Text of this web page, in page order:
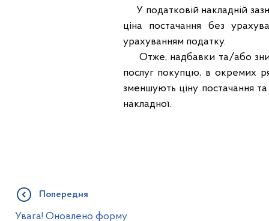
У податковій накладній
ціна постачання без
урахуванням податку.
Отже, надбавки та/або
послуг покупцю, в окремих
зменшують ціну постачання
накладної.
Попередня
Увага! Оновлено форму